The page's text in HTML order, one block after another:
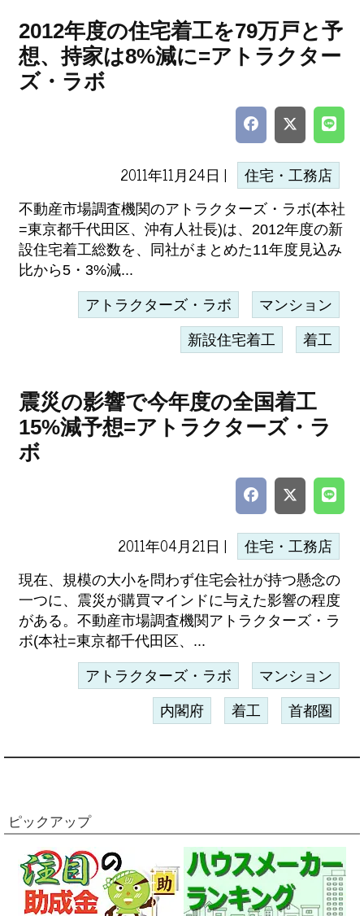
2012年度の住宅着工を79万戸と予
想、持家は8%減に=アトラクター
ズ・ラボ
2011年11月24日 | 住宅・工務店
不動産市場調査機関のアトラクターズ・ラボ(本社
=東京都千代田区、沖有人社長)は、2012年度の新
設住宅着工総数を、同社がまとめた11年度見込み
比から5・3%減...
アトラクターズ・ラボ マンション
新設住宅着工 着工
震災の影響で今年度の全国着工
15%減予想=アトラクターズ・ラ
ボ
2011年04月21日 | 住宅・工務店
現在、規模の大小を問わず住宅会社が持つ懸念の
一つに、震災が購買マインドに与えた影響の程度
がある。不動産市場調査機関アトラクターズ・ラ
ボ(本社=東京都千代田区、...
アトラクターズ・ラボ マンション
内閣府 着工 首都圏
ピックアップ